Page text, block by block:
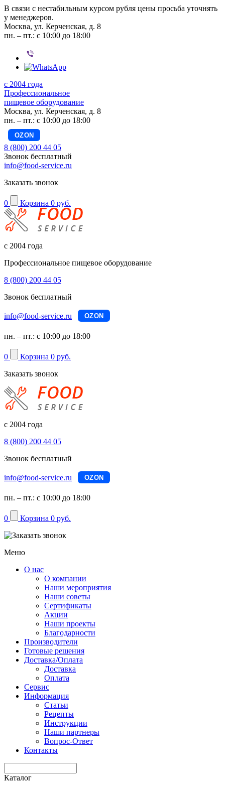
В связи с нестабильным курсом рубля цены просьба уточнять
у менеджеров.
Москва, ул. Керченская, д. 8
пн. – пт.: с 10:00 до 18:00
с 2004 года
Профессиональное
пищевое оборудование
Москва, ул. Керченская, д. 8
пн. – пт.: с 10:00 до 18:00
OZON
8 (800) 200 44 05
Звонок бесплатный
info@food-service.ru
Заказать звонок
0 Корзина 0 руб.
с 2004 года
Профессиональное пищевое оборудование
8 (800) 200 44 05
Звонок бесплатный
info@food-service.ru OZON
пн. – пт.: с 10:00 до 18:00
0 Корзина 0 руб.
Заказать звонок
с 2004 года
8 (800) 200 44 05
Звонок бесплатный
info@food-service.ru OZON
пн. – пт.: с 10:00 до 18:00
0 Корзина 0 руб.
Меню
О нас
О компании
Наши мероприятия
Наши советы
Сертификаты
Акции
Наши проекты
Благодарности
Производители
Готовые решения
Доставка/Оплата
Доставка
Оплата
Сервис
Информация
Статьи
Рецепты
Инструкции
Наши партнеры
Вопрос-Ответ
Контакты
Каталог